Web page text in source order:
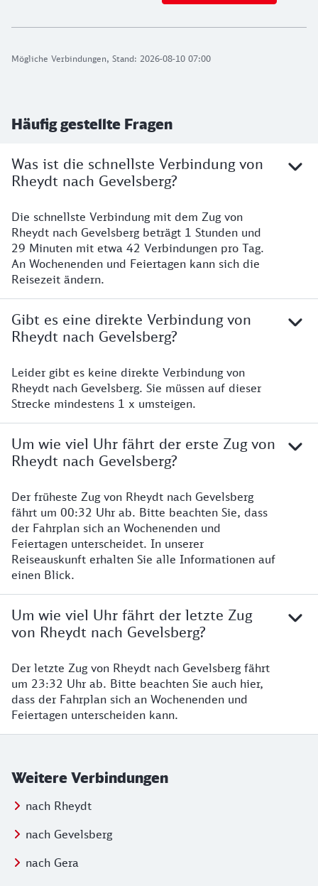
Mögliche Verbindungen, Stand: 2026-08-10 07:00
Häufig gestellte Fragen
Was ist die schnellste Verbindung von
Rheydt nach Gevelsberg?
Die schnellste Verbindung mit dem Zug von
Rheydt nach Gevelsberg beträgt 1 Stunden und
29 Minuten mit etwa 42 Verbindungen pro Tag.
An Wochenenden und Feiertagen kann sich die
Reisezeit ändern.
Gibt es eine direkte Verbindung von
Rheydt nach Gevelsberg?
Leider gibt es keine direkte Verbindung von
Rheydt nach Gevelsberg. Sie müssen auf dieser
Strecke mindestens 1 x umsteigen.
Um wie viel Uhr fährt der erste Zug von
Rheydt nach Gevelsberg?
Der früheste Zug von Rheydt nach Gevelsberg
fährt um 00:32 Uhr ab. Bitte beachten Sie, dass
der Fahrplan sich an Wochenenden und
Feiertagen unterscheidet. In unserer
Reiseauskunft erhalten Sie alle Informationen auf
einen Blick.
Um wie viel Uhr fährt der letzte Zug
von Rheydt nach Gevelsberg?
Der letzte Zug von Rheydt nach Gevelsberg fährt
um 23:32 Uhr ab. Bitte beachten Sie auch hier,
dass der Fahrplan sich an Wochenenden und
Feiertagen unterscheiden kann.
Weitere Verbindungen
nach Rheydt
nach Gevelsberg
nach Gera